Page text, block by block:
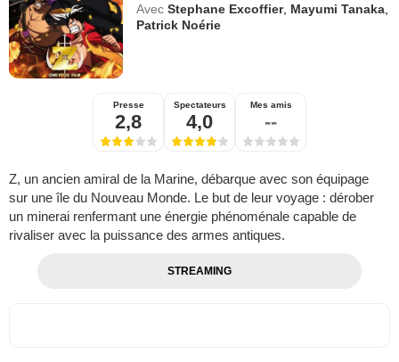
Avec Stephane Excoffier, Mayumi Tanaka
Patrick Noérie
Presse
2,8
Spectateurs
4,0
Mes amis
--
Z, un ancien amiral de la Marine, débarque avec son équipage
sur une île du Nouveau Monde. Le but de leur voyage : dérober
un minerai renfermant une énergie phénoménale capable de
rivaliser avec la puissance des armes antiques.
STREAMING